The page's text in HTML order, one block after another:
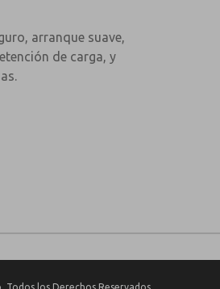
arranque suave,
de carga, y